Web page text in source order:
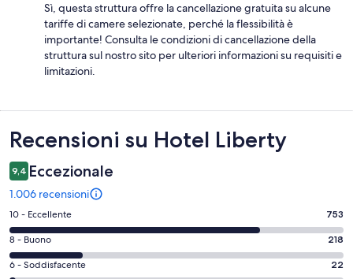
Sì, questa struttura offre la cancellazione gratuita su alcune
tariffe di camere selezionate, perché la flessibilità è
importante! Consulta le condizioni di cancellazione della
struttura sul nostro sito per ulteriori informazioni su requisiti e
limitazioni.
Recensioni
Recensioni su Hotel Liberty
9,4 Eccezionale
1.006 recensioni
Valutazione
di
10
-
10 - Eccellente 753
Valutazione
di
8
8 - Buono 218
Valutazione
6 - Soddisfacente 22